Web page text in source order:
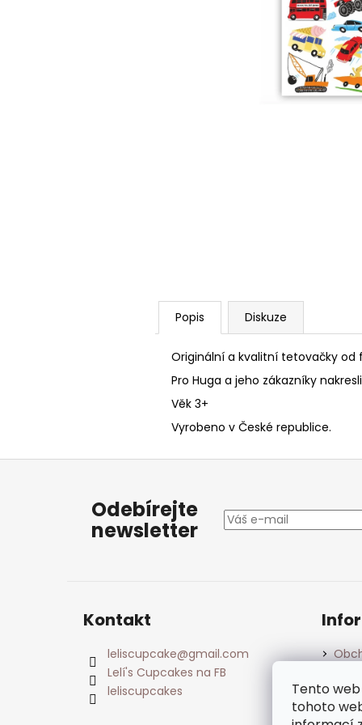
Tento
tohoto
Popis Diskuze
Originální a kvalitní tetovačky od
Pro Huga a jeho zákazníky
Věk 3+
Vyrobeno v České republice.
Z
Odebírejte
newsletter
Kontakt
leliscupcake@gmail.com
Lelí's Cupcakes na FB
leliscupcakes